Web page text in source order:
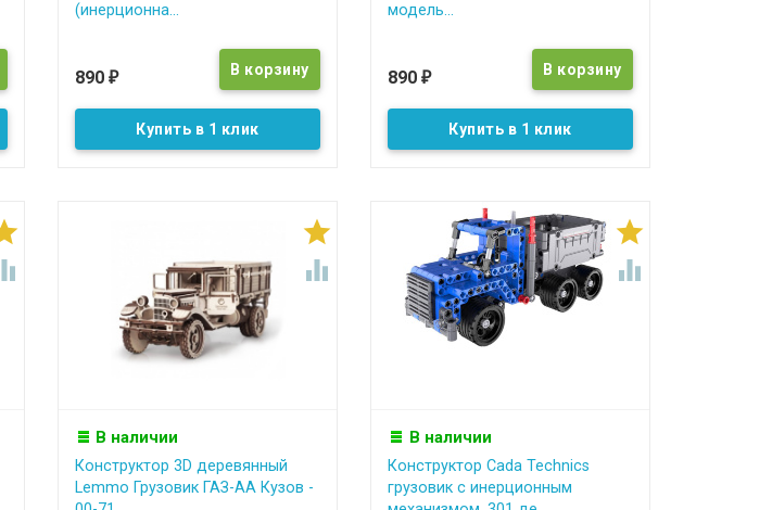
(инерционна...
890 ₽
Купить в 1 клик
модель...
890 ₽
Купить в 1 клик


В наличии
Конструктор 3D деревянный
Lemmo Грузовик ГАЗ-АА Кузов -


В наличии
Конструктор Cada Technics
грузовик c инерционным